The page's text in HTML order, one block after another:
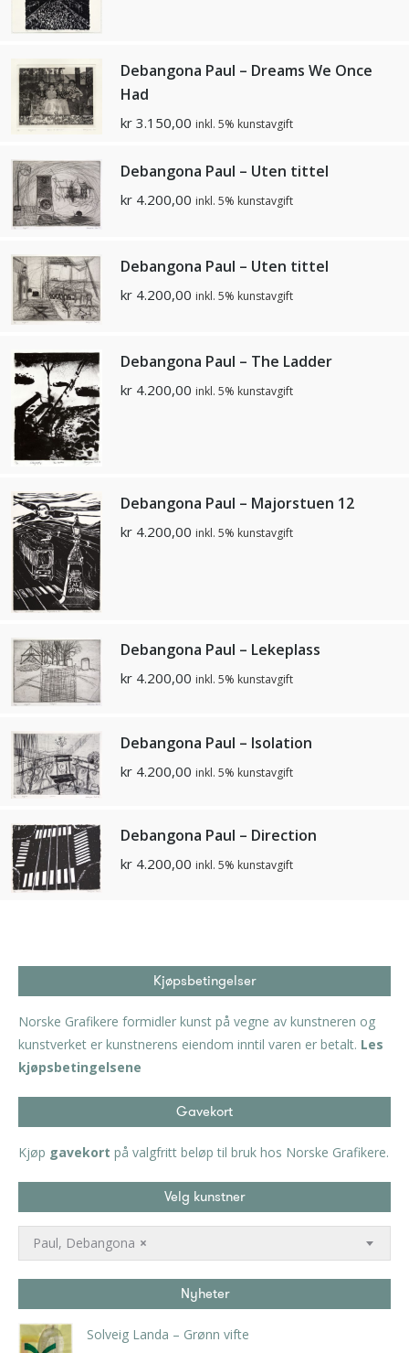
Debangona Paul – Dreams We Once
Had
kr 3.150,00 inkl. 5% kunstavgift
Debangona Paul – Uten tittel
kr 4.200,00 inkl. 5% kunstavgift
Debangona Paul – Uten tittel
kr 4.200,00 inkl. 5% kunstavgift
Debangona Paul – The Ladder
kr 4.200,00 inkl. 5% kunstavgift
Debangona Paul – Majorstuen 12
kr 4.200,00 inkl. 5% kunstavgift
Debangona Paul – Lekeplass
kr 4.200,00 inkl. 5% kunstavgift
Debangona Paul – Isolation
kr 4.200,00 inkl. 5% kunstavgift
Debangona Paul – Direction
kr 4.200,00 inkl. 5% kunstavgift
Kjøpsbetingelser
Norske Grafikere formidler kunst på vegne av kunstneren og
kunstverket er kunstnerens eiendom inntil varen er betalt. Les
kjøpsbetingelsene
Gavekort
Kjøp gavekort på valgfritt beløp til bruk hos Norske Grafikere.
Velg kunstner
×
Paul, Debangona
Nyheter
Solveig Landa – Grønn vifte